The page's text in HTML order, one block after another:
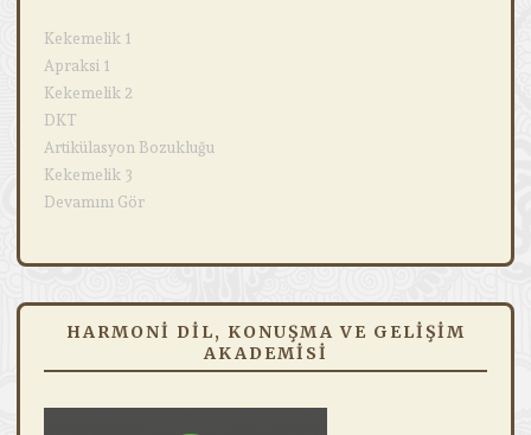
Kekemelik 1
Apraksi 1
Kekemelik 2
DKT
Artikülasyon Bozukluğu
Kekemelik 3
Devamını Gör
HARMONI DIL, KONUŞMA VE GELIŞIM
AKADEMISI